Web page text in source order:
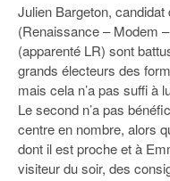
Julien Bargeton,
(Renaissance – Modem
(apparenté LR) sont
grands électeurs des
mais cela n’a pas suffi à
Le second n’a pas
centre en nombre, alors
dont il est proche et à
visiteur du soir, des